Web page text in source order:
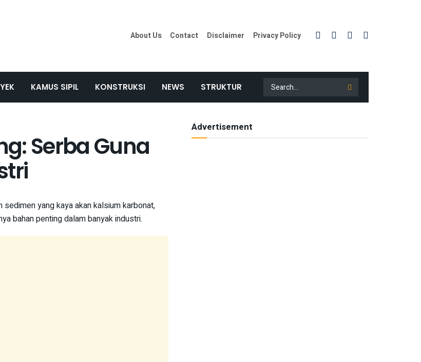
About Us Contact Disclaimer Privacy Policy
KAMUS SIPIL KONSTRUKSI NEWS STRUKTUR
Serba Guna
sedimen yang kaya akan kalsium karbonat,
bahan penting dalam banyak industri.
Advertisement